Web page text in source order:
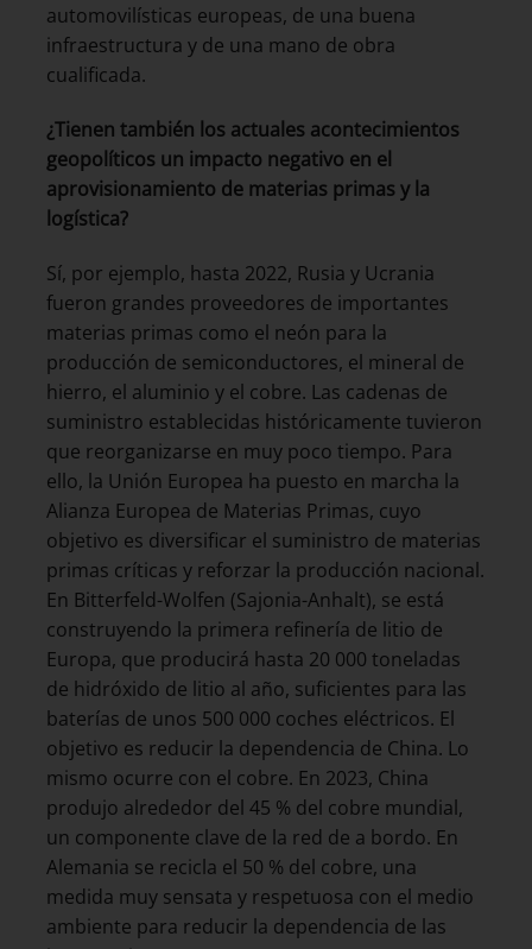
automovilísticas europeas, de una buena
infraestructura y de una mano de obra
cualificada.
¿Tienen también los actuales acontecimientos
geopolíticos un impacto negativo en el
aprovisionamiento de materias primas y la
logística?
Sí, por ejemplo, hasta 2022, Rusia y Ucrania
fueron grandes proveedores de importantes
materias primas como el neón para la
producción de semiconductores, el mineral de
hierro, el aluminio y el cobre. Las cadenas de
suministro establecidas históricamente tuvieron
que reorganizarse en muy poco tiempo. Para
ello, la Unión Europea ha puesto en marcha la
Alianza Europea de Materias Primas, cuyo
objetivo es diversificar el suministro de materias
primas críticas y reforzar la producción nacional.
En Bitterfeld-Wolfen (Sajonia-Anhalt), se está
construyendo la primera refinería de litio de
Europa, que producirá hasta 20 000 toneladas
de hidróxido de litio al año, suficientes para las
baterías de unos 500 000 coches eléctricos. El
objetivo es reducir la dependencia de China. Lo
mismo ocurre con el cobre. En 2023, China
produjo alrededor del 45 % del cobre mundial,
un componente clave de la red de a bordo. En
Alemania se recicla el 50 % del cobre, una
medida muy sensata y respetuosa con el medio
ambiente para reducir la dependencia de las